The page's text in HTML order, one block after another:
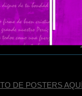
DE POSTERS